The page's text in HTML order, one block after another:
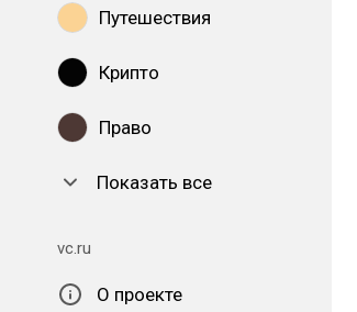
Путешествия
Крипто
Право
Показать все
vc.ru
О проекте